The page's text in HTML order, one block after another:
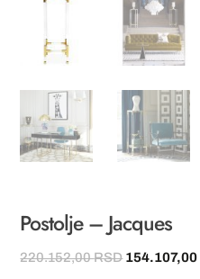
Postolje – Jacques
220.152,00RSD Originalna
154.107,00